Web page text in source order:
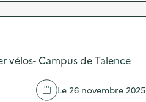
vélos- Campus de Talence
Le 26 novembre 2025